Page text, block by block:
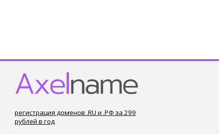
регистрация доменов .RU и .РФ за 299
рублей в год